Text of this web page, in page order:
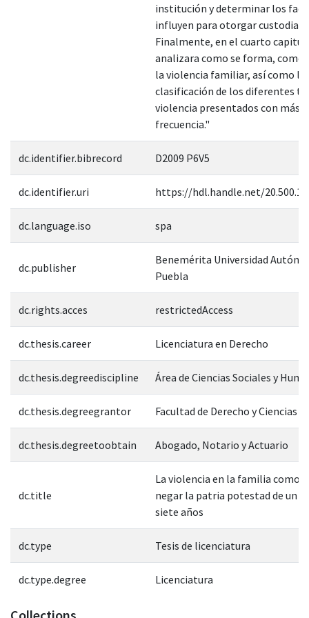
institución y determinar los
influyen para otorgar custodia.
Finalmente, en el cuarto
analizara como se forma, como
la violencia familiar, así como la
clasificación de los diferentes
violencia presentados con más
frecuencia."
dc.identifier.bibrecord D2009 P6V5
dc.identifier.uri https://hdl.handle.net/
dc.language.iso spa
dc.publisher
Benemérita Universidad
Puebla
dc.rights.acces restrictedAccess
dc.thesis.career Licenciatura en Derecho
dc.thesis.degreediscipline Área de Ciencias Sociales y
dc.thesis.degreegrantor Facultad de Derecho y Ciencias
dc.thesis.degreetoobtain Abogado, Notario y Actuario
dc.title
La violencia en la familia como
negar la patria potestad de un
siete años
dc.type Tesis de licenciatura
dc.type.degree Licenciatura